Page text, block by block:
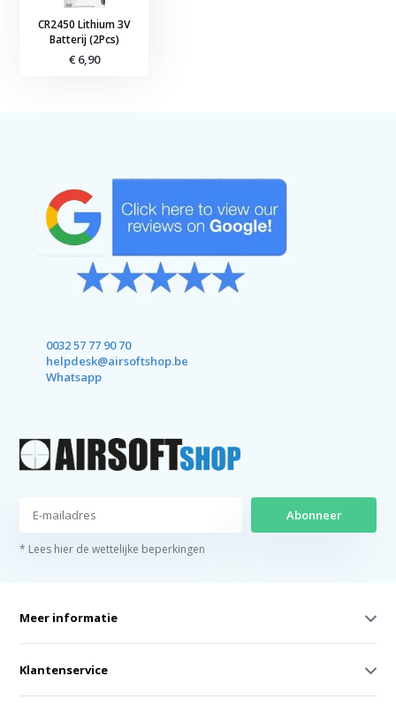
CR2450 Lithium 3V
Batterij (2Pcs)
€ 6,90
0032 57 77 90 70
helpdesk@airsoftshop.be
Whatsapp
Abonneer
* Lees hier de wettelijke beperkingen
Meer informatie
Klantenservice